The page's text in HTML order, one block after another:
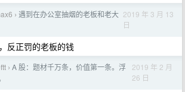
› 遇到在办公室抽烟的老板和老大 2019 年 3 月 13
日
反正罚的老板的钱
› A 股：题材千万条，价值第一条。浮
2019 年 2 月
26 日